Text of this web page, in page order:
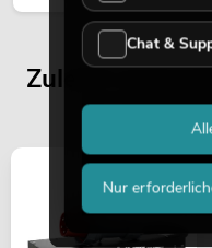
Zuletzt
Chat &
Nur